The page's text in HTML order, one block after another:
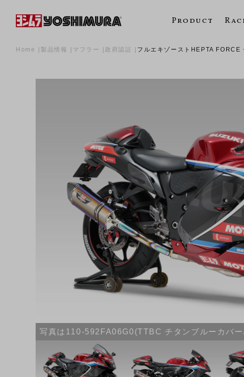
Product
Home 製品情報 マフラー 政府認証 フルエキゾーストHEPTA FORCE
写真は110-592FA06G0(TTBC チタンブルーカバ